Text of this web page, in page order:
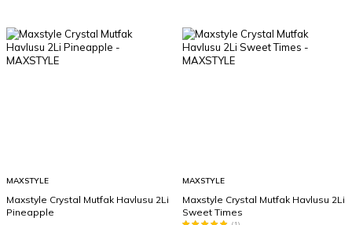
MAXSTYLE
Maxstyle Crystal Mutfak Havlusu 2Li
Pineapple
MAXSTYLE
Maxstyle Crystal Mutfak Havlusu 2Li
Sweet Times